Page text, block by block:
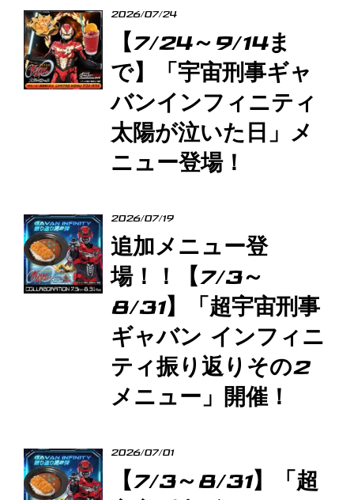
2026/07/24
【7/24～9/14ま
で】「宇宙刑事ギャ
バンインフィニティ
太陽が泣いた日」メ
ニュー登場！
2026/07/19
追加メニュー登
場！！【7/3～
8/31】「超宇宙刑事
ギャバン インフィニ
ティ振り返りその2
メニュー」開催！
2026/07/01
【7/3～8/31】「超